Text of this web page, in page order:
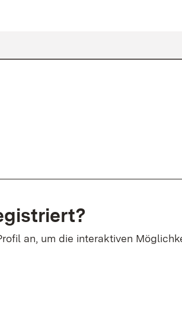
an, um die interaktiven